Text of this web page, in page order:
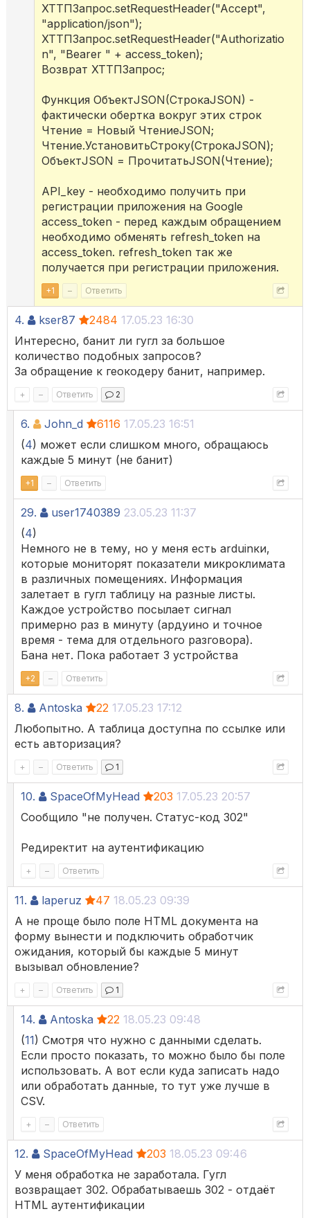
ХТТПЗапрос.setRequestHeader("Accept",
"application/json");
ХТТПЗапрос.setRequestHeader("Authorizatio
n", "Bearer " + access_token);
Возврат ХТТПЗапрос;
Функция ОбъектJSON(СтрокаJSON) -
фактически обертка вокруг этих строк
Чтение = Новый ЧтениеJSON;
Чтение.УстановитьСтроку(СтрокаJSON);
ОбъектJSON = ПрочитатьJSON(Чтение);
API_key - необходимо получить при
регистрации приложения на Google
access_token - перед каждым обращением
необходимо обменять refresh_token на
access_token. refresh_token так же
получается при регистрации приложения.
+1 – Ответить
4. kser87 2484 17.05.23 16:30
Интересно, банит ли гугл за большое
количество подобных запросов?
За обращение к геокодеру банит, например.
+ – Ответить 2
6. John_d 6116 17.05.23 16:51
(4) может если слишком много, обращаюсь
каждые 5 минут (не банит)
+1 – Ответить
29. user1740389 23.05.23 11:37
(4)
Немного не в тему, но у меня есть arduinки,
которые мониторят показатели микроклимата
в различных помещениях. Информация
залетает в гугл таблицу на разные листы.
Каждое устройство посылает сигнал
примерно раз в минуту (ардуино и точное
время - тема для отдельного разговора).
Бана нет. Пока работает 3 устройства
+2 – Ответить
8. Antoska 22 17.05.23 17:12
Любопытно. А таблица доступна по ссылке или
есть авторизация?
+ – Ответить 1
10. SpaceOfMyHead 203 17.05.23 20:57
Сообщило "не получен. Статус-код 302"
Редиректит на аутентификацию
+ – Ответить
11. laperuz 47 18.05.23 09:39
А не проще было поле HTML документа на
форму вынести и подключить обработчик
ожидания, который бы каждые 5 минут
вызывал обновление?
+ – Ответить 1
14. Antoska 22 18.05.23 09:48
(11) Смотря что нужно с данными сделать.
Если просто показать, то можно было бы поле
использовать. А вот если куда записать надо
или обработать данные, то тут уже лучше в
CSV.
+ – Ответить
12. SpaceOfMyHead 203 18.05.23 09:46
У меня обработка не заработала. Гугл
возвращает 302. Обрабатываешь 302 - отдаёт
HTML аутентификации